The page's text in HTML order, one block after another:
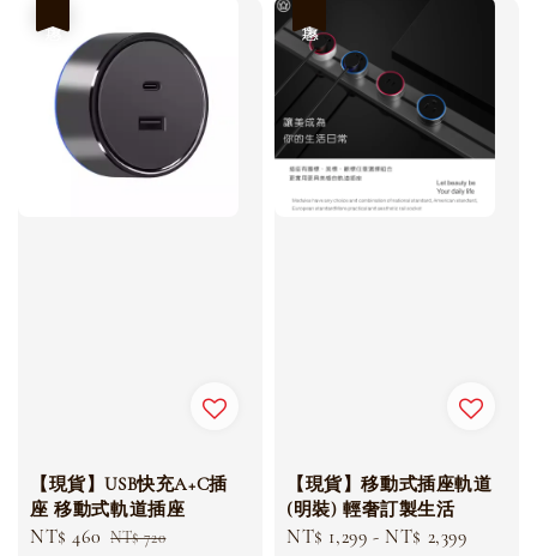
【現貨】USB快充A+C插
座 移動式軌道插座
Sale
NT$ 460 Regular
NT$ 720
【現貨】移動式插座軌道
(明裝) 輕奢訂製生活
Sale
NT$ 1,299 - NT$ 2,399